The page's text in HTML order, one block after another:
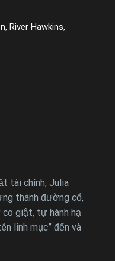
River Hawkins,
tài chính, Julia
thánh đường cổ,
giật, tự hành hạ
linh mục” đến và